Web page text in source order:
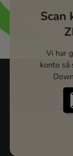
Scan
Vi har
konto